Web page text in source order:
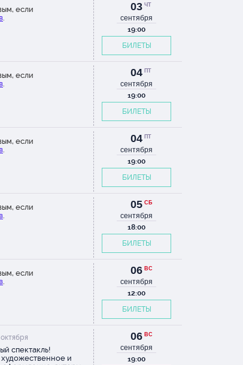
если
.
03 ЧТ
сентября
19:00
БИЛЕТЫ
если
.
04 ПТ
сентября
19:00
БИЛЕТЫ
если
.
04 ПТ
сентября
19:00
БИЛЕТЫ
если
.
05 СБ
сентября
18:00
БИЛЕТЫ
если
.
06 ВС
сентября
12:00
БИЛЕТЫ
спектакль!
и
06 ВС
сентября
19:00